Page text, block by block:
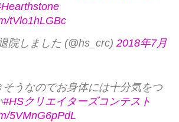
tVlo1hLGBc
院しました (@hs_crc) 2018年7月
うなのでお身体には十分気をつ
#HSクリエイターズコンテスト
5VMnG6pPdL